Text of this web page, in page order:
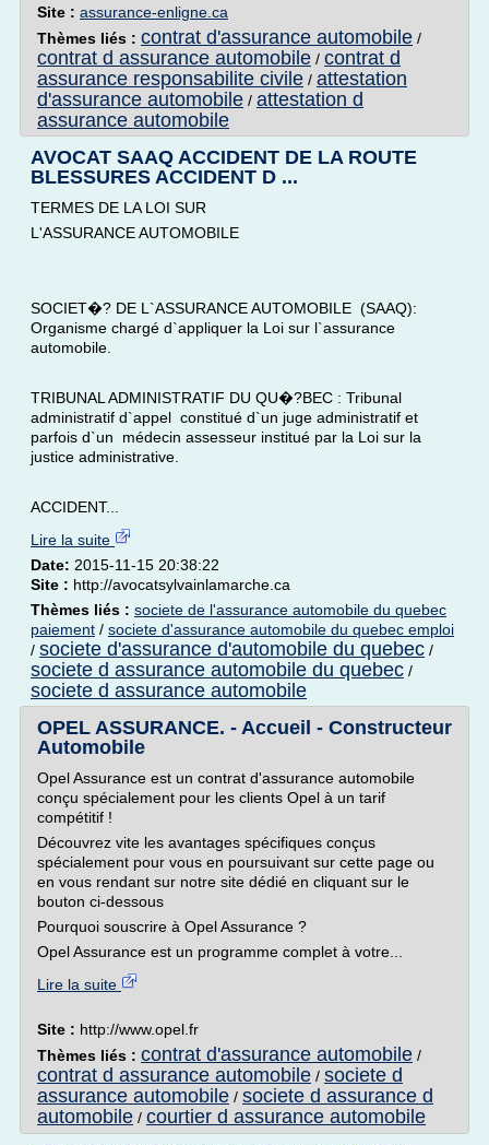
Site : assurance-enligne.ca
Thèmes liés : contrat d'assurance automobile /
contrat d assurance automobile / contrat d
assurance responsabilite civile / attestation
d'assurance automobile / attestation d
assurance automobile
AVOCAT SAAQ ACCIDENT DE LA ROUTE
BLESSURES ACCIDENT D ...
TERMES DE LA LOI SUR
L'ASSURANCE AUTOMOBILE
SOCIET�? DE L`ASSURANCE AUTOMOBILE (SAAQ):
Organisme chargé d`appliquer la Loi sur l`assurance
automobile.
TRIBUNAL ADMINISTRATIF DU QU�?BEC : Tribunal
administratif d`appel constitué d`un juge administratif et
parfois d`un médecin assesseur institué par la Loi sur la
justice administrative.
ACCIDENT...
Lire la suite
Date: 2015-11-15 20:38:22
Site : http://avocatsylvainlamarche.ca
Thèmes liés : societe de l'assurance automobile du quebec
paiement / societe d'assurance automobile du quebec emploi
/ societe d'assurance d'automobile du quebec /
societe d assurance automobile du quebec /
societe d assurance automobile
OPEL ASSURANCE. - Accueil - Constructeur
Automobile
Opel Assurance est un contrat d'assurance automobile
conçu spécialement pour les clients Opel à un tarif
compétitif !
Découvrez vite les avantages spécifiques conçus
spécialement pour vous en poursuivant sur cette page ou
en vous rendant sur notre site dédié en cliquant sur le
bouton ci-dessous
Pourquoi souscrire à Opel Assurance ?
Opel Assurance est un programme complet à votre...
Lire la suite
Site : http://www.opel.fr
Thèmes liés : contrat d'assurance automobile /
contrat d assurance automobile / societe d
assurance automobile / societe d assurance d
automobile / courtier d assurance automobile